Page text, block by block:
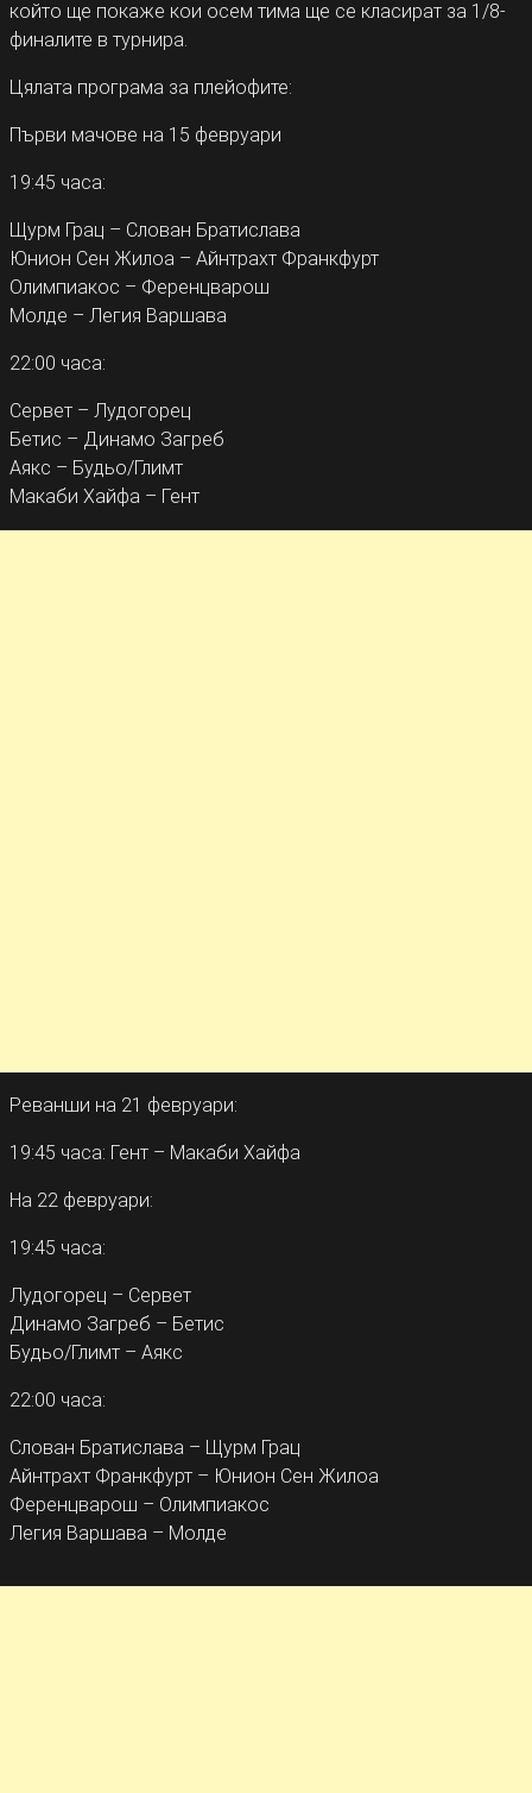
който ще покаже кои осем тима ще се класират за 1/8-
финалите в турнира.
Цялата програма за плейофите:
Първи мачове на 15 февруари
19:45 часа:
Щурм Грац – Слован Братислава
Юнион Сен Жилоа – Айнтрахт Франкфурт
Олимпиакос – Ференцварош
Молде – Легия Варшава
22:00 часа:
Сервет – Лудогорец
Бетис – Динамо Загреб
Аякс – Будьо/Глимт
Макаби Хайфа – Гент
Реванши на 21 февруари:
19:45 часа: Гент – Макаби Хайфа
На 22 февруари:
19:45 часа:
Лудогорец – Сервет
Динамо Загреб – Бетис
Будьо/Глимт – Аякс
22:00 часа:
Слован Братислава – Щурм Грац
Айнтрахт Франкфурт – Юнион Сен Жилоа
Ференцварош – Олимпиакос
Легия Варшава – Молде